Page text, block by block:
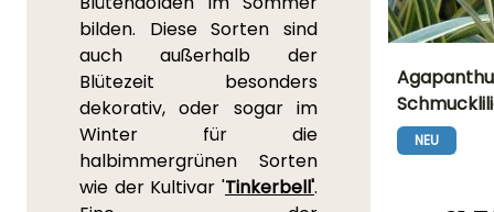
bilden. Diese Sorten sind
auch außerhalb der
Blütezeit besonders
dekorativ, oder sogar im
Winter für die
halbimmergrünen Sorten
wie der Kultivar 'Tinkerbell'.
70 cm
NEU